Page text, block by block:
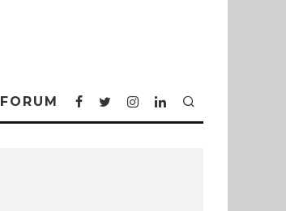
FORUM